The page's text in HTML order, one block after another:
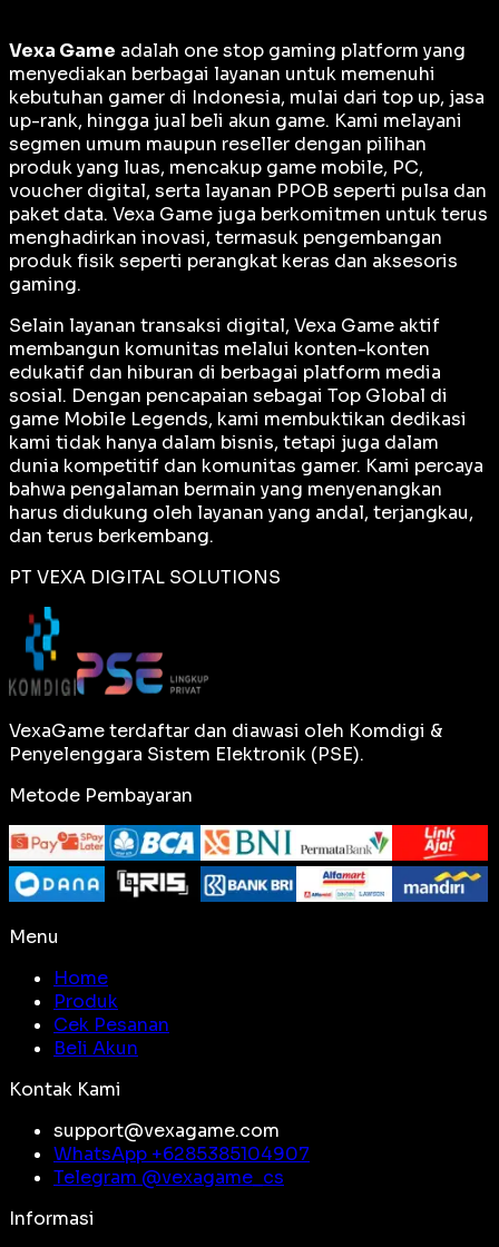
Vexa Game adalah one stop gaming platform yang
menyediakan berbagai layanan untuk memenuhi
kebutuhan gamer di Indonesia, mulai dari top up, jasa
up-rank, hingga jual beli akun game. Kami melayani
segmen umum maupun reseller dengan pilihan
produk yang luas, mencakup game mobile, PC,
voucher digital, serta layanan PPOB seperti pulsa dan
paket data. Vexa Game juga berkomitmen untuk terus
menghadirkan inovasi, termasuk pengembangan
produk fisik seperti perangkat keras dan aksesoris
gaming.
Selain layanan transaksi digital, Vexa Game aktif
membangun komunitas melalui konten-konten
edukatif dan hiburan di berbagai platform media
sosial. Dengan pencapaian sebagai Top Global di
game Mobile Legends, kami membuktikan dedikasi
kami tidak hanya dalam bisnis, tetapi juga dalam
dunia kompetitif dan komunitas gamer. Kami percaya
bahwa pengalaman bermain yang menyenangkan
harus didukung oleh layanan yang andal, terjangkau,
dan terus berkembang.
PT VEXA DIGITAL SOLUTIONS
VexaGame terdaftar dan diawasi oleh Komdigi &
Penyelenggara Sistem Elektronik (PSE).
Metode Pembayaran
Menu
Home
Produk
Cek Pesanan
Beli Akun
Kontak Kami
support@vexagame.com
WhatsApp +6285385104907
Telegram @vexagame_cs
Informasi